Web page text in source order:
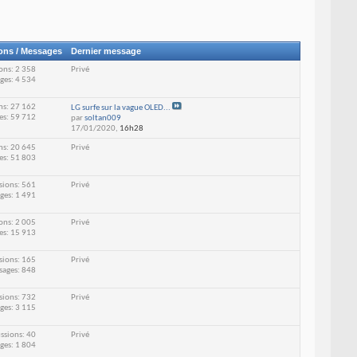
/ Messages Dernier message
2 358
4 534
Privé
27 162
59 712
LG surfe sur la vague OLED...
parsoltan009
17/01/2020, 16h28
20 645
51 803
Privé
561
1 491
Privé
2 005
15 913
Privé
165
848
Privé
732
3 115
Privé
40
1 804
Privé